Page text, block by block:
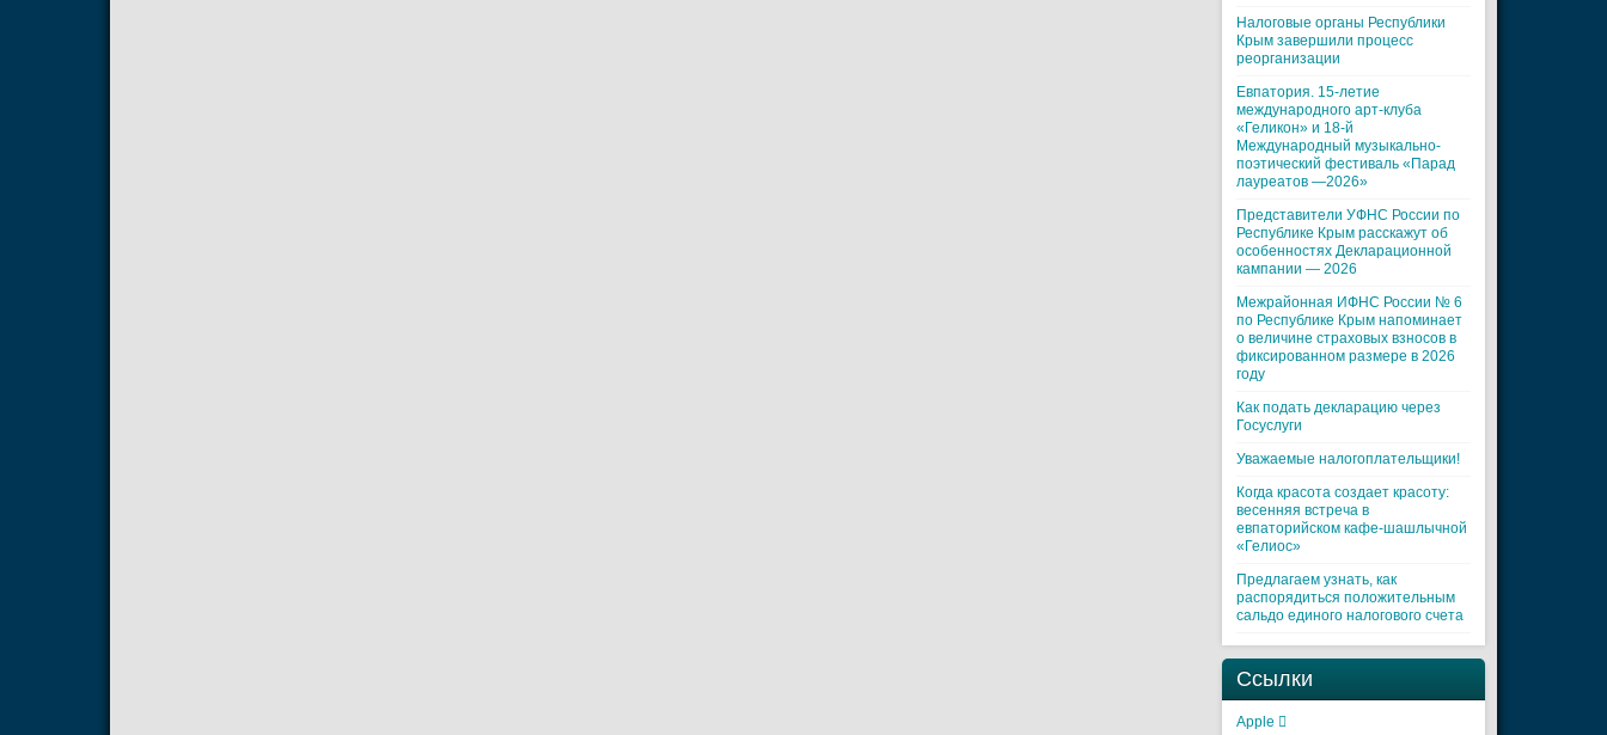
Налоговые органы Республики
Крым завершили процесс
реорганизации
Евпатория. 15-летие
международного арт-клуба
«Геликон» и 18-й
Международный музыкально-
поэтический фестиваль «Парад
лауреатов —2026»
Представители УФНС России по
Республике Крым расскажут об
особенностях Декларационной
кампании — 2026
Межрайонная ИФНС России № 6
по Республике Крым напоминает
о величине страховых взносов в
фиксированном размере в 2026
году
Как подать декларацию через
Госуслуги
Уважаемые налогоплательщики!
Когда красота создает красоту:
весенняя встреча в
евпаторийском кафе-шашлычной
«Гелиос»
Предлагаем узнать, как
распорядиться положительным
сальдо единого налогового счета
Ссылки
Apple 